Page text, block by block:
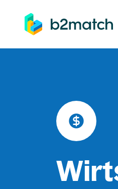
springen